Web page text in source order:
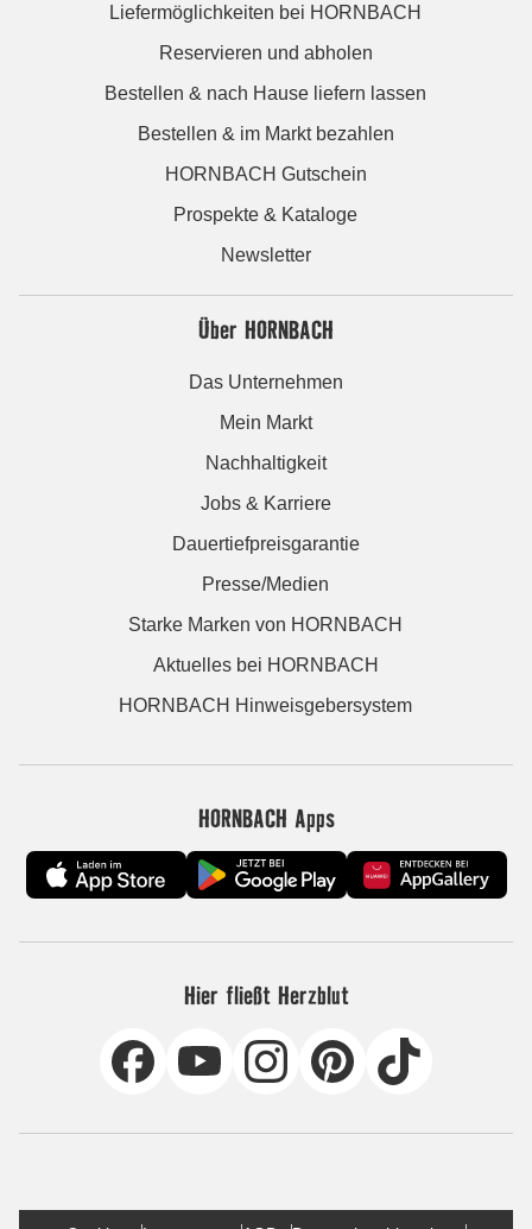
Liefermöglichkeiten bei HORNBACH
Reservieren und abholen
Bestellen & nach Hause liefern lassen
Bestellen & im Markt bezahlen
HORNBACH Gutschein
Prospekte & Kataloge
Newsletter
Über HORNBACH
Das Unternehmen
Mein Markt
Nachhaltigkeit
Jobs & Karriere
Dauertiefpreisgarantie
Presse/Medien
Starke Marken von HORNBACH
Aktuelles bei HORNBACH
HORNBACH Hinweisgebersystem
HORNBACH Apps
Hier fließt Herzblut